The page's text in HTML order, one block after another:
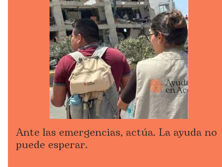
Ante las emergencias, actúa. La ayuda no
puede esperar.